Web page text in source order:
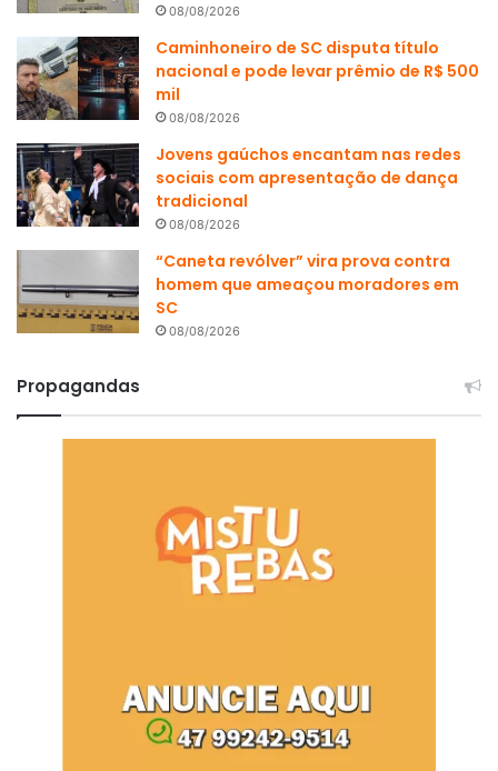
08/08/2026
Caminhoneiro de SC disputa título
nacional e pode levar prêmio de R$ 500
mil
08/08/2026
Jovens gaúchos encantam nas redes
sociais com apresentação de dança
tradicional
08/08/2026
“Caneta revólver” vira prova contra
homem que ameaçou moradores em
SC
08/08/2026
Propagandas